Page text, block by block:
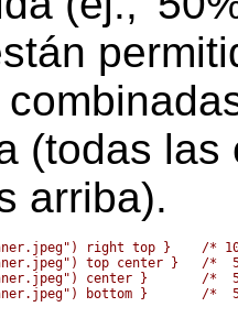
(todas
arriba).
right top }    /*
top center }   /*
center }       /*